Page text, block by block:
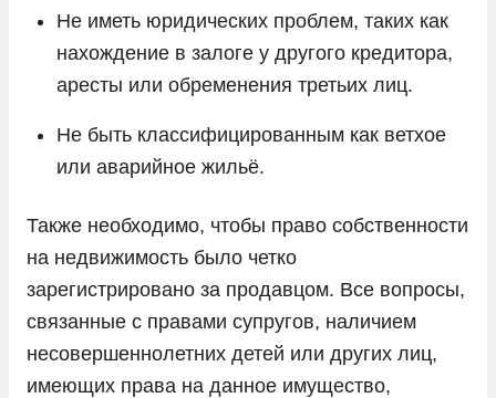
Не иметь юридических проблем, таких как
нахождение в залоге у другого кредитора,
аресты или обременения третьих лиц.
Не быть классифицированным как ветхое
или аварийное жильё.
Также необходимо, чтобы право собственности
на недвижимость было четко
зарегистрировано за продавцом. Все вопросы,
связанные с правами супругов, наличием
несовершеннолетних детей или других лиц,
имеющих права на данное имущество,